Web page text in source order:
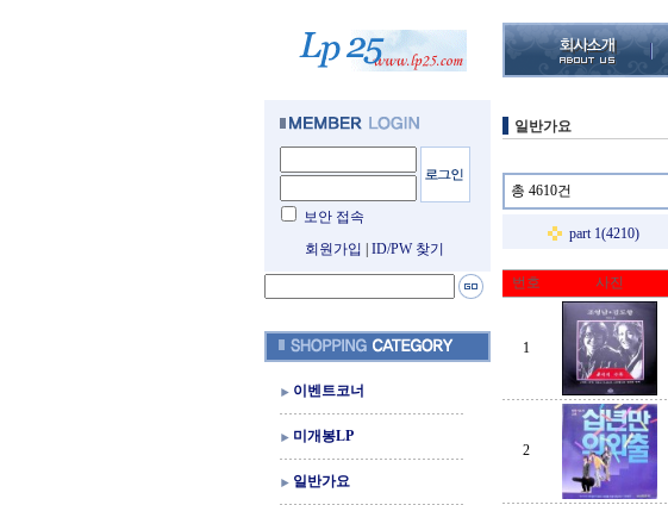
보안 접속
회원가입
ID/PW 찾기
이벤트코너
미개봉LP
일반가요
일반가요
총 4610건
part 1(4210)
번호 사진
1
2